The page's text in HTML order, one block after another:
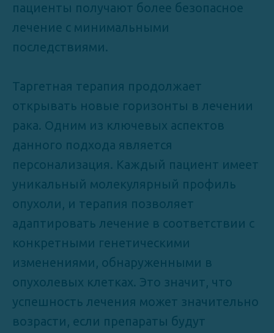
пациенты получают более безопасное
лечение с минимальными
последствиями.
Таргетная терапия продолжает
открывать новые горизонты в лечении
рака. Одним из ключевых аспектов
данного подхода является
персонализация. Каждый пациент имеет
уникальный молекулярный профиль
опухоли, и терапия позволяет
адаптировать лечение в соответствии с
конкретными генетическими
изменениями, обнаруженными в
опухолевых клетках. Это значит, что
успешность лечения может значительно
возрасти, если препараты будут